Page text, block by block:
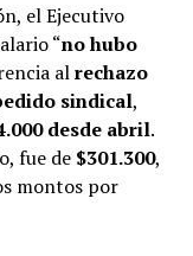
el Ejecutivo
“no hubo
alrechazo
sindical,
desde abril.
fue de $301.300,
montos por